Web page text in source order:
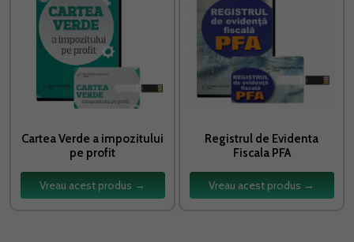
Cartea Verde a impozitului
pe profit
Vreau acest produs →
Registrul de Evidenta
Fiscala PFA
Vreau acest produs →